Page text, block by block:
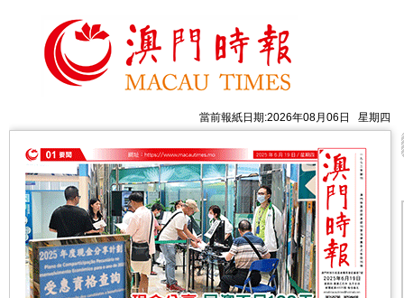
當前報紙日期:2026年08月06日 星期四